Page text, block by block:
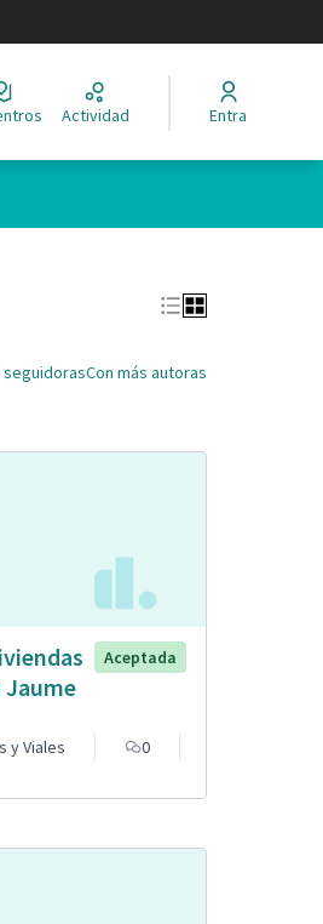
Actividad Entra
seguidorasCon más autoras
Jaume
Aceptada
y Viales
0